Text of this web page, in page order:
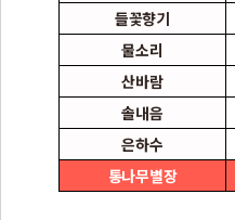
들꽃향기
물소리
산바람
솔내음
은하수
통나무별장